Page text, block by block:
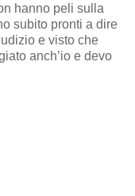
hanno peli sulla
subito pronti a dire
e visto che
anch’io e devo